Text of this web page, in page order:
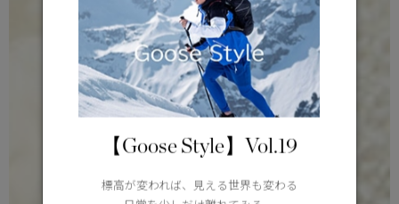
【Goose Style】Vol.19
標高が変われば、見える世界も変わる